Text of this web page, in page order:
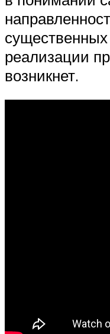
реализации
возникнет.